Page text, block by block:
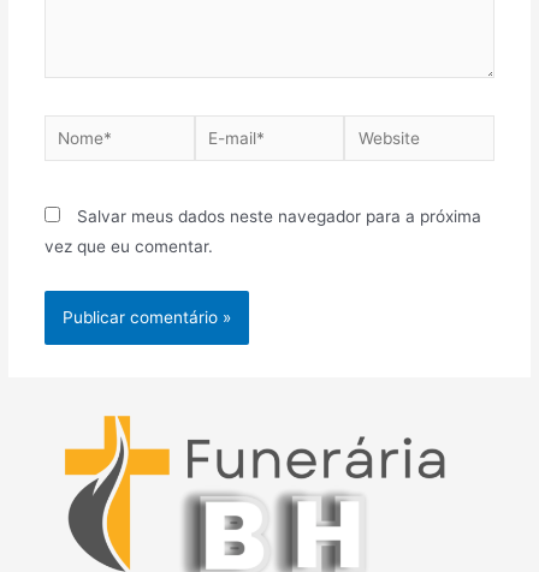
Nome*
E-
mail*
Website
Salvar meus dados neste navegador para a próxima
vez que eu comentar.